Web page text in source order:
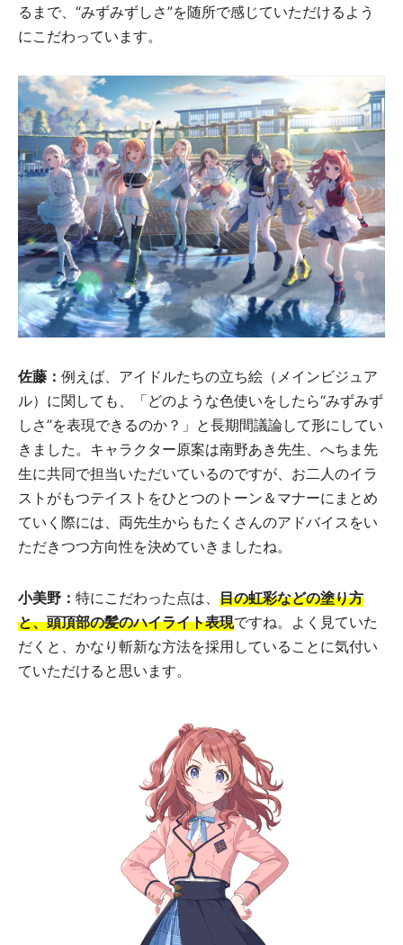
るまで、“みずみずしさ”を随所で感じていただけるよう
にこだわっています。
佐藤： 例えば、アイドルたちの立ち絵（メインビジュア
ル）に関しても、「どのような色使いをしたら“みずみず
しさ”を表現できるのか？」と長期間議論して形にしてい
きました。キャラクター原案は南野あき先生、へちま先
生に共同で担当いただいているのですが、お二人のイラ
ストがもつテイストをひとつのトーン＆マナーにまとめ
ていく際には、両先生からもたくさんのアドバイスをい
ただきつつ方向性を決めていきましたね。
小美野： 特にこだわった点は、 目の虹彩などの塗り方
と、頭頂部の髪のハイライト表現ですね。よく見ていた
だくと、かなり斬新な方法を採用していることに気付い
ていただけると思います。